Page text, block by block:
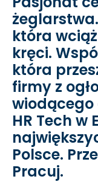
która
kręci.
która
firmy z
wiodącego
HR Tech w
Polsce.
Pracuj.